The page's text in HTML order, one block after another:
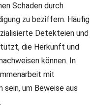
Schaden durch
zu beziffern. Häufig
Detekteien und
die Herkunft und
können. In
mit
sein, um Beweise aus